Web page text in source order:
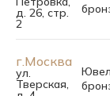
д. 26, стр.
2
г.Москва
ул.
Тверская,